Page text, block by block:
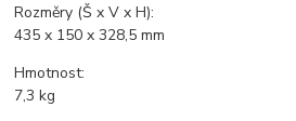
Rozměry (Š x V x H):
435 x 150 x 328,5 mm
Hmotnost:
7,3 kg